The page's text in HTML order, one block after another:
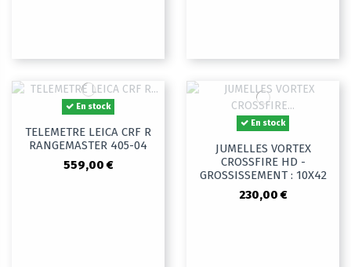
En stock
TELEMETRE LEICA CRF R
RANGEMASTER 405-04
559,00 €
En stock
JUMELLES VORTEX
CROSSFIRE HD -
GROSSISSEMENT : 10X42
230,00 €